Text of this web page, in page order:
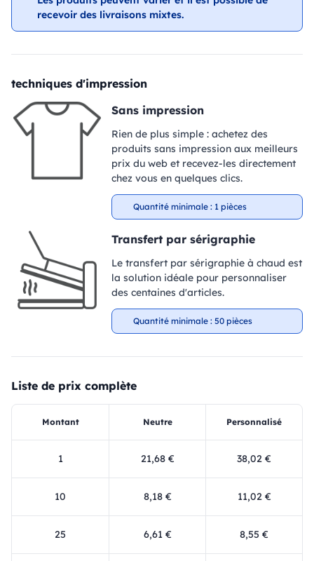
recevoir des livraisons mixtes.
techniques d'impression
Sans impression
Rien de plus simple : achetez des
produits sans impression aux meilleurs
prix du web et recevez-les directement
chez vous en quelques clics.
Quantité minimale : 1 pièces
Transfert par sérigraphie
Le transfert par sérigraphie à chaud est
la solution idéale pour personnaliser
des centaines d'articles.
Quantité minimale : 50 pièces
Liste de prix complète
Montant Neutre Personnalisé
1 21,68 € 38,02 €
10 8,18 € 11,02 €
25 6,61 € 8,55 €